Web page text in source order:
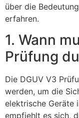
über die
erfahren.
1. Wann
Prüfung
Die DGUV V3
werden, um die
elektrische Geräte
empfiehlt es sich,